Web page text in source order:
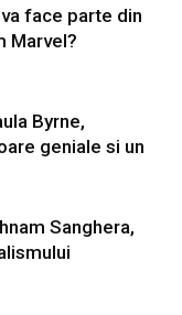
face parte din
Marvel?
Byrne,
geniale si un
Sanghera,